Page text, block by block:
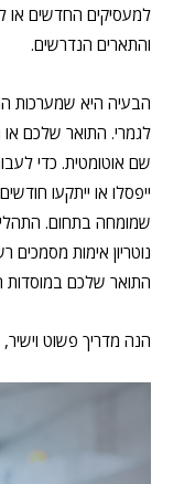
למעסיקים החדשים או
והתארים הנדרשים.
הבעיה היא שמערכות
לגמרי. התואר שלכם
שם אוטומטית. כדי
ייפסלו או ייתקעו
שמומחה בתחום.
נוטריון אימות
התואר שלכם במוסדות
הנה מדריך פשוט